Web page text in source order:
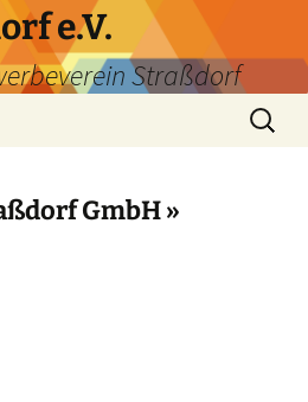
e.V.
Straßdorf
GmbH »